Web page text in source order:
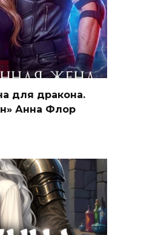
для дракона.
Анна Флор